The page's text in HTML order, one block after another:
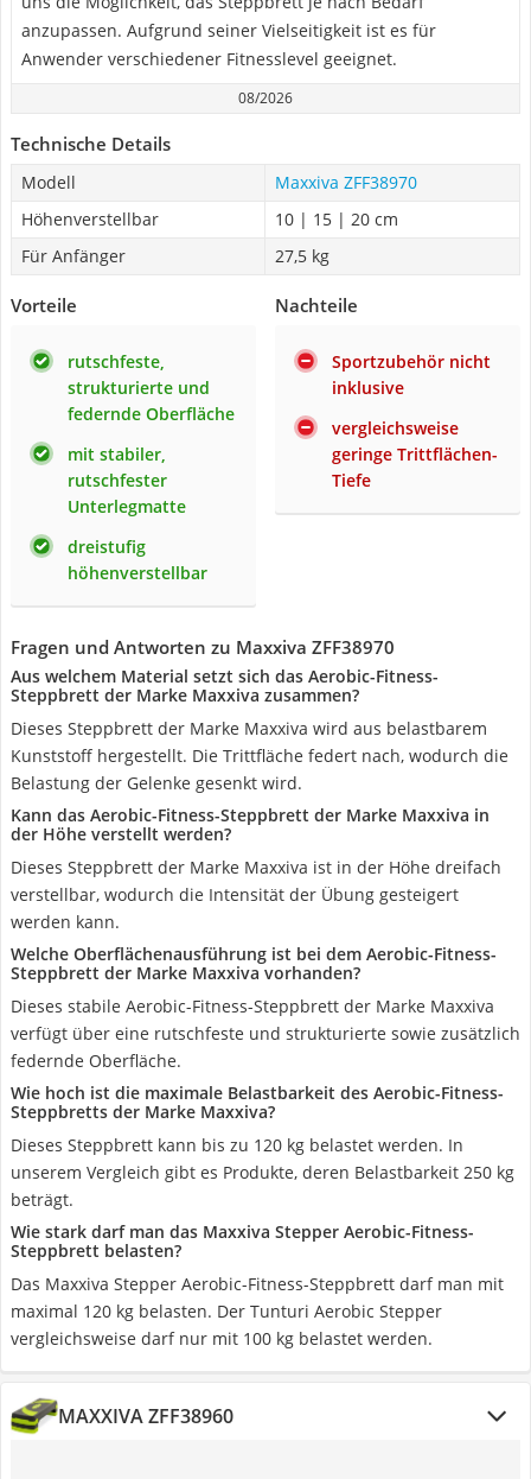
anzupassen. Aufgrund seiner Vielseitigkeit ist es für
Anwender verschiedener Fitnesslevel geeignet.
08/2026
Technische Details
Modell
Maxxiva ZFF38970
Höhenverstellbar
10 | 15 | 20 cm
Für Anfänger
27,5 kg
Vorteile
rutschfeste,
strukturierte und
federnde Oberfläche
mit stabiler,
rutschfester
Unterlegmatte
dreistufig
höhenverstellbar
Nachteile
Sportzubehör nicht
inklusive
vergleichsweise
geringe Trittflächen-
Tiefe
Fragen und Antworten zu Maxxiva ZFF38970
Aus welchem Material setzt sich das Aerobic-Fitness-
Steppbrett der Marke Maxxiva zusammen?
Dieses Steppbrett der Marke Maxxiva wird aus belastbarem
Kunststoff hergestellt. Die Trittfläche federt nach, wodurch die
Belastung der Gelenke gesenkt wird.
Kann das Aerobic-Fitness-Steppbrett der Marke Maxxiva in
der Höhe verstellt werden?
Dieses Steppbrett der Marke Maxxiva ist in der Höhe dreifach
verstellbar, wodurch die Intensität der Übung gesteigert
werden kann.
Welche Oberflächenausführung ist bei dem Aerobic-Fitness-
Steppbrett der Marke Maxxiva vorhanden?
Dieses stabile Aerobic-Fitness-Steppbrett der Marke Maxxiva
verfügt über eine rutschfeste und strukturierte sowie zusätzlich
federnde Oberfläche.
Wie hoch ist die maximale Belastbarkeit des Aerobic-Fitness-
Steppbretts der Marke Maxxiva?
Dieses Steppbrett kann bis zu 120 kg belastet werden. In
unserem Vergleich gibt es Produkte, deren Belastbarkeit 250 kg
beträgt.
Wie stark darf man das Maxxiva Stepper Aerobic-Fitness-
Steppbrett belasten?
Das Maxxiva Stepper Aerobic-Fitness-Steppbrett darf man mit
maximal 120 kg belasten. Der Tunturi Aerobic Stepper
vergleichsweise darf nur mit 100 kg belastet werden.
MAXXIVA ZFF38960